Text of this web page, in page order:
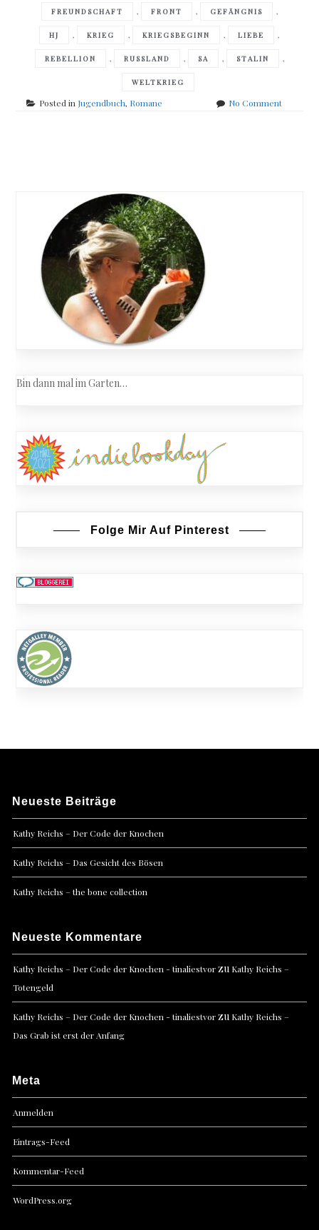
FREUNDSCHAFT , FRONT , GEFÄNGNIS ,
HJ , KRIEG , KRIEGSBEGINN , LIEBE ,
REBELLION , RUSSLAND , SA , STALIN ,
WELTKRIEG
Posted in Jugendbuch, Romane No Commenton
navigation
Bin dann mal im Garten…
Folge Mir Auf Pinterest
Neueste Beiträge
Kathy Reichs – Der Code der Knochen
Kathy Reichs – Das Gesicht des Bösen
Kathy Reichs – the bone collection
Neueste Kommentare
Kathy Reichs – Der Code der Knochen - tinaliestvorzu Kathy Reichs –
Totengeld
Kathy Reichs – Der Code der Knochen - tinaliestvorzu Kathy Reichs –
Das Grab ist erst der Anfang
Meta
Anmelden
Eintrags-Feed
Kommentar-Feed
WordPress.org